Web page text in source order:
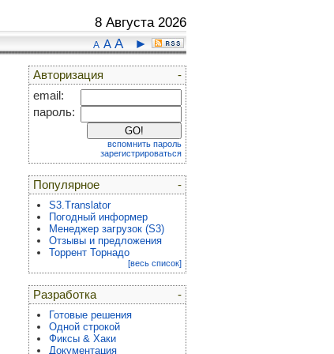
8 Августа 2026
A A A ►
-
Авторизация
email:
пароль:
вспомнить пароль
зарегистрироваться
-
Популярное
S3.Translator
Погодный информер
Менеджер загрузок (S3)
Отзывы и предложения
Торрент Торнадо
[весь список]
-
Разработка
Готовые решения
Одной строкой
Фиксы & Хаки
Документация